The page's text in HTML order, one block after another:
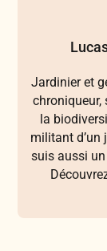
Jardinier et
chroniqueur,
la
militant d’un
suis aussi